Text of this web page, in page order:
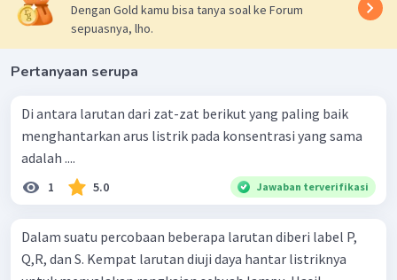
Dengan Gold kamu bisa tanya soal ke Forum
sepuasnya, lho.
Pertanyaan serupa
Di antara larutan dari zat-zat berikut yang paling baik
menghantarkan arus listrik pada konsentrasi yang sama
adalah ....
1 5.0 Jawaban terverifikasi
Dalam suatu percobaan beberapa larutan diberi label P,
Q,R, dan S. Kempat larutan diuji daya hantar listriknya